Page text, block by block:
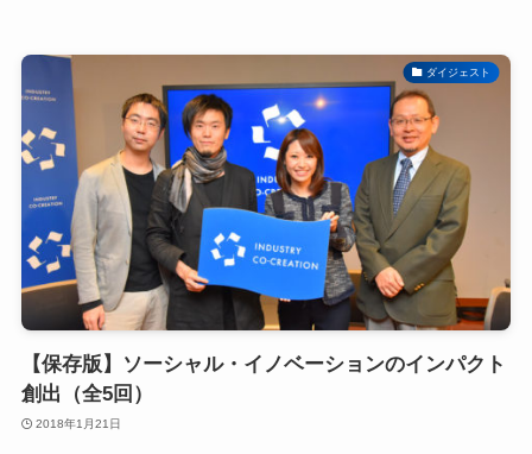
ダイジェスト
【保存版】ソーシャル・イノベーションのインパクト
創出（全5回）
2018年1月21日